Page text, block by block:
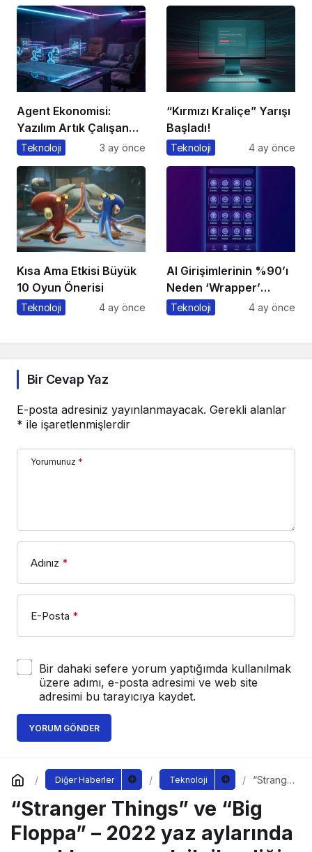
Agent Ekonomisi:
Yazılım Artık Çalışan
Gibi ‘Görev’ Alıyor
Teknoloji 3 ay önce
“Kırmızı Kraliçe” Yarışı
Başladı!
Teknoloji 4 ay önce
Kısa Ama Etkisi Büyük
10 Oyun Önerisi
Teknoloji 4 ay önce
AI Girişimlerinin %90’ı
Neden ‘Wrapper’
Kalıyor?
Teknoloji 4 ay önce
Bir Cevap Yaz
E-posta adresiniz yayınlanmayacak. Gerekli alanlar
* ile işaretlenmişlerdir
Yorumunuz *
Adınız *
E-Posta *
Bir dahaki sefere yorum yaptığımda kullanılmak
üzere adımı, e-posta adresimi ve web site
adresimi bu tarayıcıya kaydet.
YORUM GÖNDER
Diğer Haberler Teknoloji
“Strange
ve “Big
Floppa”
– 2022
yaz
“Stranger Things” ve “Big
Floppa” – 2022 yaz aylarında